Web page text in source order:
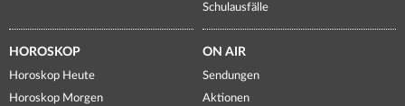
Schulausfälle
HOROSKOP
Horoskop Heute
Horoskop Morgen
ON AIR
Sendungen
Aktionen